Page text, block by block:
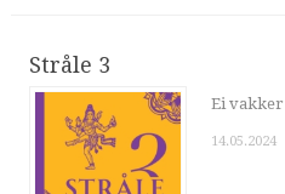
Stråle 3
Ei
14.05.2024